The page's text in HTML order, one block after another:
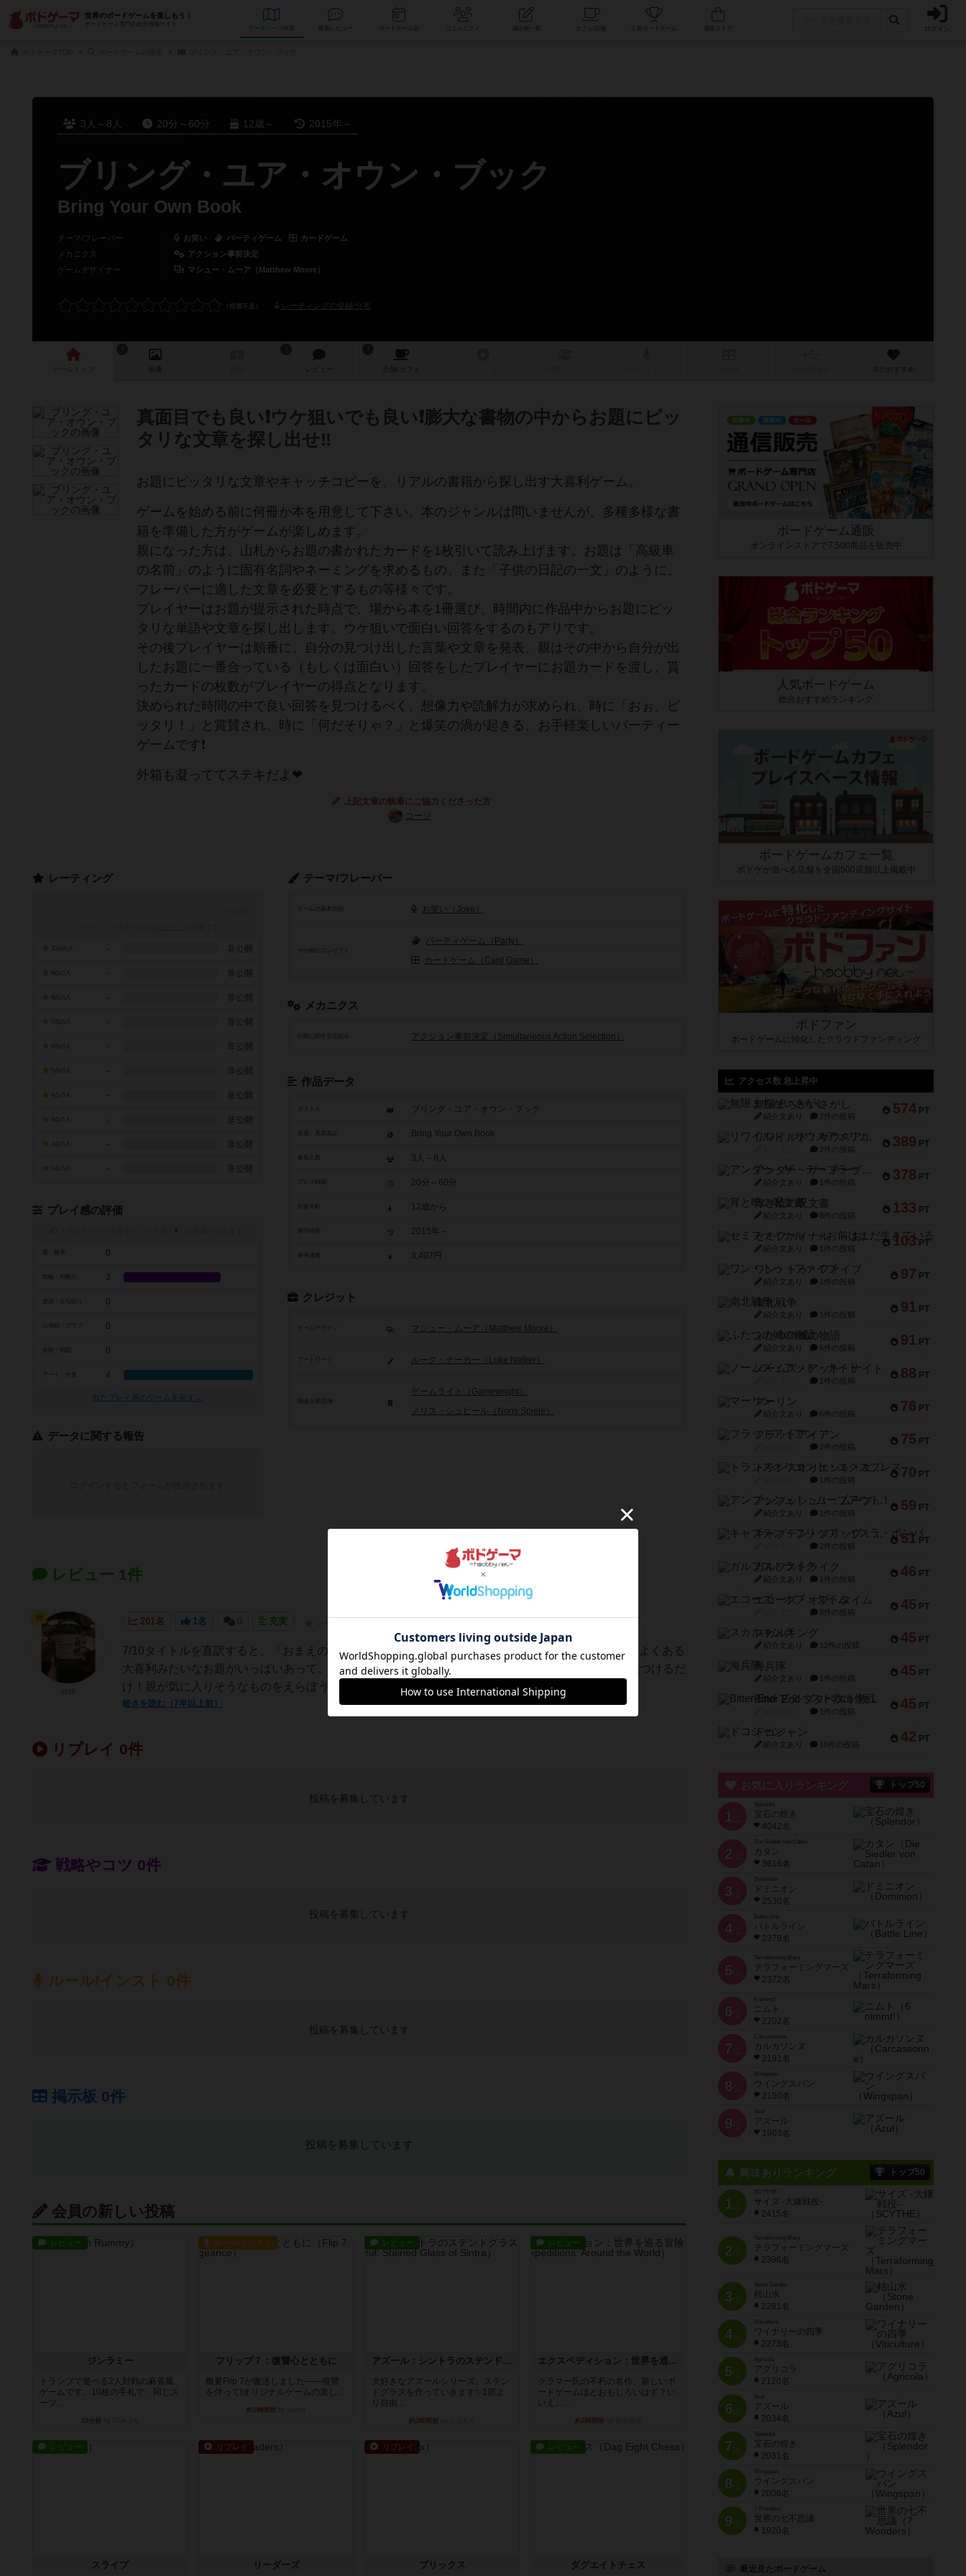
世界のボードゲームを楽しもう！
ボードゲーム専門の総合情報サイト
データベース コミュニティ 人気ボードゲーム ログイン
3人～8人 20分～60分 12歳～ 2015年～
ブリング・ユア・オウン・ブック
Bring Your Own Book
テーマ/フレーバー ： お笑い パーティゲーム
カードゲーム
メカニクス
：
アクション事前決定
ゲームデザイナー
： マシュー・ムーア（Matthew Moore）
レーティングの登録/分布
ゲーム 画像 レビュー 店舗/ カフェ 次のおすすめ
真面目でも良い❗️ウケ狙いでも良い❗️膨大な書物の中からお題にピッ
タリな文章を探し出せ‼️
お題にピッタリな文章やキャッチコピーを、リアルの書籍から探し出す大喜利ゲーム。
ゲームを始める前に何冊か本を用意して下さい。本のジャンルは問いませんが、多種多様な書
籍を準備した方がゲームが楽しめます。
親になった方は、山札からお題の書かれたカードを1枚引いて読み上げます。お題は「高級車
の名前」のように固有名詞やネーミングを求めるもの、また「子供の日記の一文」のように、
フレーバーに適した文章を必要とするもの等様々です。
プレイヤーはお題が提示された時点で、場から本を1冊選び、時間内に作品中からお題にピッ
タリな単語や文章を探し出します。ウケ狙いで面白い回答をするのもアリです。
その後プレイヤーは順番に、自分の見つけ出した言葉や文章を発表、親はその中から自分が出
したお題に一番合っている（もしくは面白い）回答をしたプレイヤーにお題カードを渡し、貰
ったカードの枚数がプレイヤーの得点となります。
決められた時間の中で良い回答を見つけるべく、想像力や読解力が求められ、時に「おぉ、ピ
ッタリ！」と賞賛され、時に「何だそりゃ？」と爆笑の渦が起きる、お手軽楽しいパーティー
ゲームです❗️
外箱も凝っててステキだよ❤︎
上記文章の執筆にご協力くださった方
コージ
テーマ/フレーバー
ゲームの基本目的 お笑い（Joke）
その他のコンセプト
パーティゲーム（Party）
カードゲーム（Card Game）
メカニクス
行動に関する仕組み アクション事前決定（Simultaneous Action Selection）
作品データ
タイトル ブリング・ユア・オウン・ブック
Bring Your Own Book
参加人数 3人～8人
20分～60分
12歳から
2015年～
参考価格 3,407円
クレジット
ゲームデザイン マシュー・ムーア（Matthew Moore）
アートワーク ルーク・ナーカー（Luke Nalker）
ゲームライト（Gamewright）
ノリス・シュピール（Noris Spiele）
レーティング
- 非公開
- 非公開
- 非公開
7点の人 - 非公開
- 非公開
- 非公開
- 非公開
- 非公開
- 非公開
- 非公開
プレイ感の評価
※
0
戦略・判断力 3
0
0
0
アート・外見 4
似たプレイ感のゲームを探す→
データに関する報告
レビュー 1件
201名 1名 0 充実
7/10タイトルを直訳すると、「おまえの本をもってこい」になるが、本当に自分の本を使うゲーム。よくある
大喜利みたいなお題がいっぱいあって、それに対して、みんなで自分の本からそれにあったお題を見つけるだ
け！親が気に入りそうなものをえらぼう！ほんと、それだけなのだが、これが今ま...
続きを読む（7年以上前）
リプレイ 0件
投稿を募集しています
戦略やコツ 0件
投稿を募集しています
ルール/インスト 0件
投稿を募集しています
掲示板 0件
投稿を募集しています
会員の新しい投稿
レビュー
ジンラミー
トランプで遊べる2人対戦の麻雀風
ゲームです。10枚の手札で、同じス
ーツ...
43分前
ルール/インスト
フリップ７：復讐心とともに
概要Flip 7が復活しました――復讐
を伴って!オリジナルゲームの楽し...
約1時間前
レビュー
アズール：シントラのステンドグラス
大好きなアズールシリーズ。ステン
ドグラスを作っていきます✨1部よ
り自由...
約2時間前
レビュー
エクスペディション：世界を巡る冒険
クラマー氏の不朽の名作。新しいボ
ードゲームほどおもしろいはず？い
いえ。...
約2時間前
レビュー
スライプ
リプレイ
リーダーズ
リプレイ
ブリックス
レビュー
ダグエイトチェス
ボードゲーム通販
オンラインストアで7,500商品を販売中
人気ボードゲーム
総合おすすめランキング
ボードゲームカフェ一覧
ボドゲが遊べる店舗を全国500店舗以上掲載中
ボドファン
ボードゲームに特化したクラウドファンディング
アクセス数 急上昇中
574 PT
無限まちがいさがし
紹介文あり 2件の投稿
389 PT
リワイルド：サウスアメリカ
2件の投稿
378 PT
アンダー・ザ・テーブラー
紹介文あり 1件の投稿
133 PT
宵と暁の呪文書
紹介文あり 8件の投稿
103 PT
セミファイナル ～お前はまだ生きている～
紹介文あり 1件の投稿
97 PT
ワン・トゥ・ファイブ
紹介文あり 1件の投稿
91 PT
南北戦争
紹介文あり 1件の投稿
91 PT
ふたつの城の物語
紹介文あり 6件の投稿
88 PT
ノームズ・アット・ナイト
1件の投稿
76 PT
マーリン
紹介文あり 6件の投稿
75 PT
フラットアイアン
2件の投稿
70 PT
トランスオリエント・エクスプレス
1件の投稿
59 PT
アンブッシュ！：ムーブアウト！
紹介文あり 1件の投稿
51 PT
キャプテン・フリップ：イスラ・ボンバ
2件の投稿
46 PT
ガルフストライク
紹介文あり 1件の投稿
45 PT
エコーズ・オブ・タイム
8件の投稿
45 PT
スカルキング
紹介文あり 12件の投稿
45 PT
海兵隊
紹介文あり 1件の投稿
45 PT
Bitter End ブタペスト救出作戦
1件の投稿
42 PT
ドコジャン
紹介文あり 10件の投稿
お気に入りランキング トップ50
1 位
宝石の煌き
4042名
2 位
Die Siedler von Catan
カタン
3616名
3 位
ドミニオン
2530名
4位
Battle Line
バトルライン
2379名
5 位
Terraforming Mars
テラフォーミングマーズ
2372名
6 位
ニムト
2202名
7 位
Carcassonne
カルカソンヌ
2191名
8 位
Wingspan
ウイングスパン
2150名
9 位
Azul
アズール
1903名
興味ありランキング トップ50
1位
SCYTHE
サイズ -大鎌戦役-
2415名
2位
Terraforming Mars
テラフォーミングマーズ
2396名
3位
Stone Garden
枯山水
2281名
4位
Viticulture
ワイナリーの四季
2273名
5位
Agricola
アグリコラ
2120名
6位
Azul
アズール
2034名
7位
宝石の煌き
2031名
8位
Wingspan
ウイングスパン
2006名
9位
7 Wonders
世界の七不思議
1920名
最近見たボードゲーム